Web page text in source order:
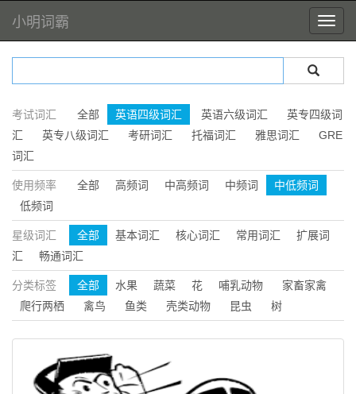
小明词霸
考试词汇 全部 英语四级词汇 英语六级词汇
英专四级词
汇
英专八级词汇 考研词汇 托福词汇 雅思词汇
GRE
词汇
使用频率 全部 高频词 中高频词 中频词
中低频词
低频词
星级词汇 全部 基本词汇 核心词汇 常用词汇
扩展词
汇
畅通词汇
分类标签 全部 水果 蔬菜 花 哺乳动物
家畜家禽
爬行两栖
禽鸟 鱼类 壳类动物 昆虫 树